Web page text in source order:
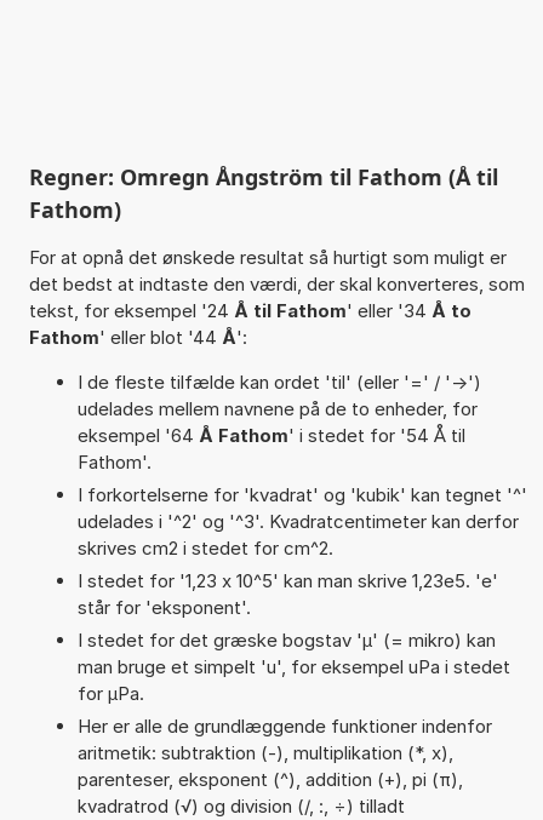
Regner: Omregn Ångström til Fathom (Å til
Fathom)
For at opnå det ønskede resultat så hurtigt som muligt er
det bedst at indtaste den værdi, der skal konverteres, som
tekst, for eksempel '24 Å til Fathom' eller '34 Å to
Fathom' eller blot '44 Å':
I de fleste tilfælde kan ordet 'til' (eller '=' / '->')
udelades mellem navnene på de to enheder, for
eksempel '64 Å Fathom' i stedet for '54 Å til
Fathom'.
I forkortelserne for 'kvadrat' og 'kubik' kan tegnet '^'
udelades i '^2' og '^3'. Kvadratcentimeter kan derfor
skrives cm2 i stedet for cm^2.
I stedet for '1,23 x 10^5' kan man skrive 1,23e5. 'e'
står for 'eksponent'.
I stedet for det græske bogstav 'µ' (= mikro) kan
man bruge et simpelt 'u', for eksempel uPa i stedet
for µPa.
Her er alle de grundlæggende funktioner indenfor
aritmetik: subtraktion (-), multiplikation (*, x),
parenteser, eksponent (^), addition (+), pi (π),
kvadratrod (√) og division (/, :, ÷) tilladt